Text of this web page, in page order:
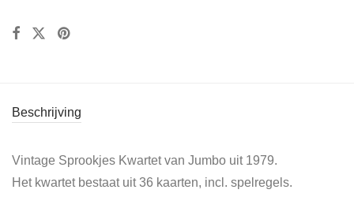
Beschrijving
Vintage Sprookjes Kwartet van Jumbo uit 1979.
Het kwartet bestaat uit 36 kaarten, incl. spelregels.